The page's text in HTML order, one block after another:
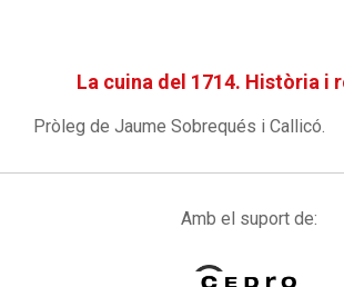
La cuina del 1714. Història i
Pròleg de Jaume Sobrequés i Callicó.
Amb el suport de: